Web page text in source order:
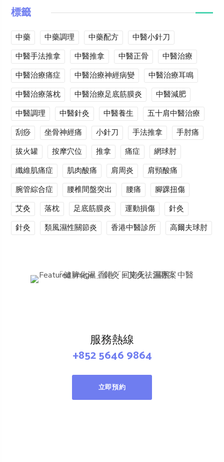
標籤
中藥 中藥調理 中藥配方
中醫小針刀
中醫手法推拿
中醫推拿 中醫正骨
中醫治療
中醫治療痛症
中醫治療神經病變
中醫治療耳鳴
中醫治療落枕
中醫治療足底筋膜炎
中醫減肥
中醫調理
中醫針灸 中醫養生
五十肩中醫治療
刮痧
坐骨神經痛 小針刀 手法推拿
手肘痛
拔火罐
按摩穴位 推拿 痛症
網球肘
纖維肌痛症
肌肉酸痛 肩周炎
肩頸酸痛
腕管綜合症
腰椎間盤突出 腰痛
腳踝扭傷
艾灸
落枕 足底筋膜炎 運動損傷
針灸
針灸
類風濕性關節炎 香港中醫診所 高爾夫球肘
服務熱線
+852 5646 9864
立即預約